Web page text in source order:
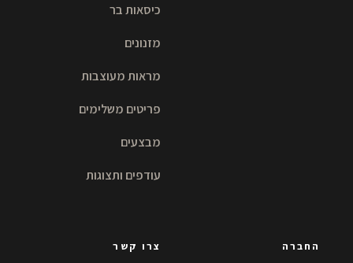
כיסאות בר
מזנונים
מראות מעוצבות
פריטים משלימים
מבצעים
עודפים ותצוגות
החברה צרו קשר